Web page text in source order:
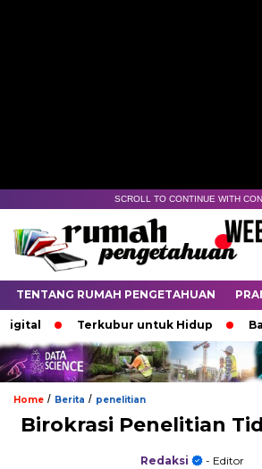
SCROLL TO CONTINUE WITH
TENTANG RUMAH PENGETAHUAN
Terkubur untuk Hidup Batas
Home / Berita / penelitian
Birokrasi Penelitian
Redaksi
- Editor